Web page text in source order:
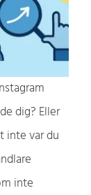
dig? Eller
inte var du
inte